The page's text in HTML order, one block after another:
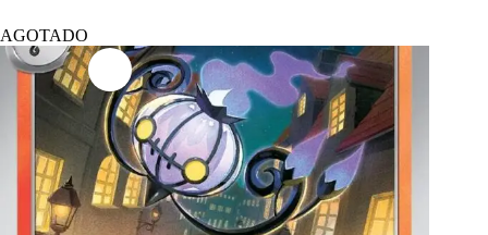
AGOTADO